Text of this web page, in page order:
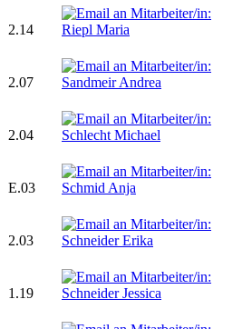
2.14
2.07
2.04
E.03
2.03
1.19